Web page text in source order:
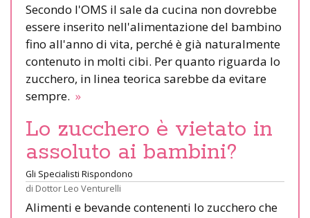
Secondo l'OMS il sale da cucina non dovrebbe
essere inserito nell'alimentazione del bambino
fino all'anno di vita, perché è già naturalmente
contenuto in molti cibi. Per quanto riguarda lo
zucchero, in linea teorica sarebbe da evitare
sempre. »
Lo zucchero è vietato in
assoluto ai bambini?
Gli Specialisti Rispondono
di Dottor Leo Venturelli
Alimenti e bevande contenenti lo zucchero che